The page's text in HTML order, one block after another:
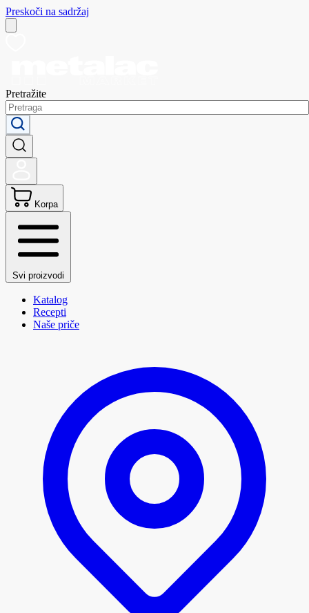
Preskoči na sadržaj
Pretražite
Korpa
Svi proizvodi
Katalog
Recepti
Naše priče